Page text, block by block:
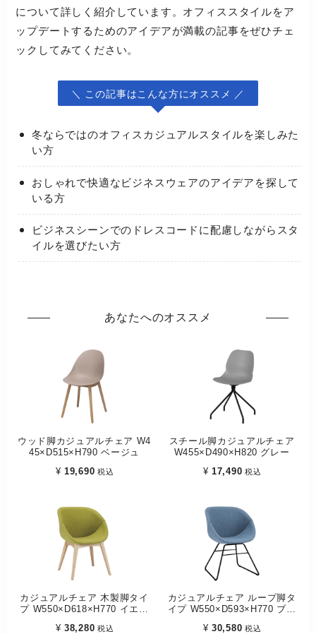
について詳しく紹介しています。オフィススタイルをア
ップデートするためのアイデアが満載の記事をぜひチェ
ックしてみてください。
＼ この記事はこんな方にオススメ ／
冬ならではのオフィスカジュアルスタイルを楽しみた
い方
おしゃれで快適なビジネスウェアのアイデアを探して
いる方
ビジネスシーンでのドレスコードに配慮しながらスタ
イルを選びたい方
あなたへのオススメ
ウッド脚カジュアルチェア W4
45×D515×H790 ベージュ
¥ 19,690 税込
スチール脚カジュアルチェア
W455×D490×H820 グレー
¥ 17,490 税込
カジュアルチェア 木製脚タイ
プ W550×D618×H770 イエロ
¥ 38,280 税込
カジュアルチェア ループ脚タ
イプ W550×D593×H770 ブル
¥ 30,580 税込